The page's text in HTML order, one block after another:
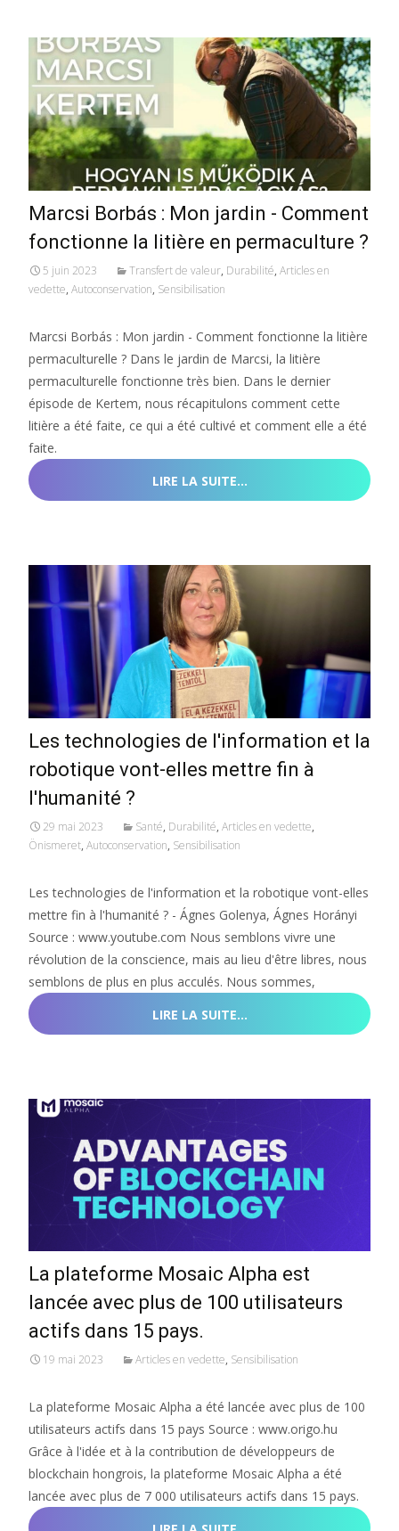
Marcsi Borbás : Mon jardin - Comment
fonctionne la litière en permaculture ?
5 juin 2023 Transfert de valeur, Durabilité, Articles en
vedette, Autoconservation, Sensibilisation
Marcsi Borbás : Mon jardin - Comment fonctionne la litière
permaculturelle ? Dans le jardin de Marcsi, la litière
permaculturelle fonctionne très bien. Dans le dernier
épisode de Kertem, nous récapitulons comment cette
litière a été faite, ce qui a été cultivé et comment elle a été
faite.
LIRE LA SUITE…
Les technologies de l'information et la
robotique vont-elles mettre fin à
l'humanité ?
29 mai 2023 Santé, Durabilité, Articles en vedette,
Önismeret, Autoconservation, Sensibilisation
Les technologies de l'information et la robotique vont-elles
mettre fin à l'humanité ? - Ágnes Golenya, Ágnes Horányi
Source : www.youtube.com Nous semblons vivre une
révolution de la conscience, mais au lieu d'être libres, nous
semblons de plus en plus acculés. Nous sommes,
LIRE LA SUITE…
La plateforme Mosaic Alpha est
lancée avec plus de 100 utilisateurs
actifs dans 15 pays.
19 mai 2023 Articles en vedette, Sensibilisation
La plateforme Mosaic Alpha a été lancée avec plus de 100
utilisateurs actifs dans 15 pays Source : www.origo.hu
Grâce à l'idée et à la contribution de développeurs de
blockchain hongrois, la plateforme Mosaic Alpha a été
lancée avec plus de 7 000 utilisateurs actifs dans 15 pays.